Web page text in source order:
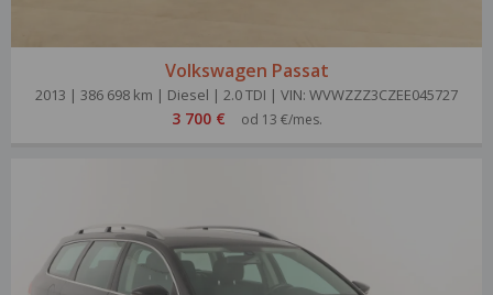
Volkswagen Passat
2013 | 386 698 km | Diesel | 2.0 TDI | VIN: WVWZZZ3CZEE045727
3 700 € od 13 €/mes.